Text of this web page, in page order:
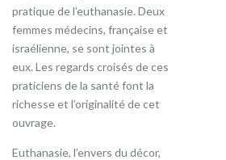
pratique de l’euthanasie. Deux
femmes médecins, française et
israélienne, se sont jointes à
eux. Les regards croisés de ces
praticiens de la santé font la
richesse et l’originalité de cet
ouvrage.
Euthanasie, l’envers du décor,